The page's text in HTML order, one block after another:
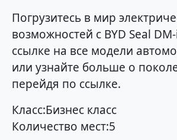
Погрузитесь в мир
возможностей с BYD Seal
ссылке на все модели
или узнайте больше о
перейдя по ссылке.
Класс:Бизнес класс
Количество мест:5